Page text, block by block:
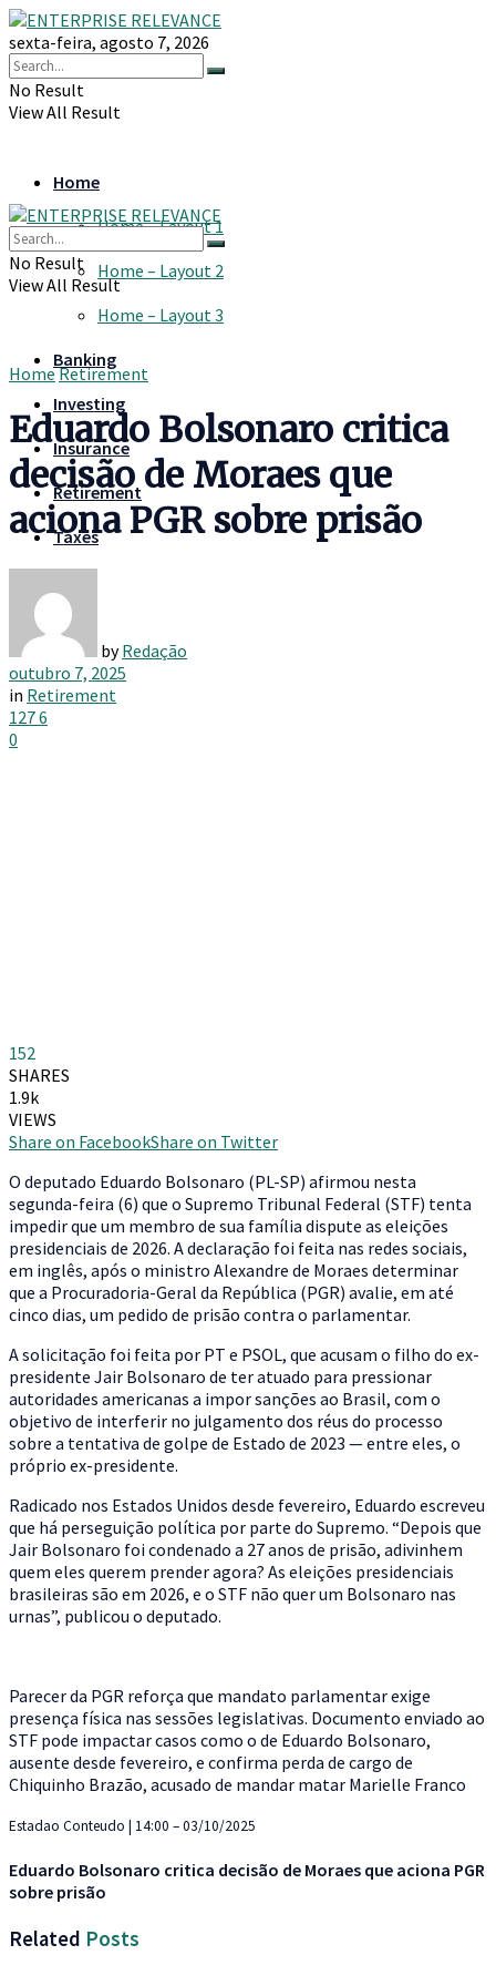
sexta-feira, agosto 7, 2026
No Result
View All Result
Home
Home – Layout 1
Home – Layout 2
Home – Layout 3
Banking
Investing
Insurance
Retirement
Taxes
No Result
View All Result
HomeRetirement
Eduardo Bolsonaro critica
decisão de Moraes que
aciona PGR sobre prisão
by Redação
outubro 7, 2025
in Retirement
1276
0
152
SHARES
1.9k
VIEWS
Share on FacebookShare on Twitter
O deputado Eduardo Bolsonaro (PL-SP) afirmou nesta
segunda-feira (6) que o Supremo Tribunal Federal (STF) tenta
impedir que um membro de sua família dispute as eleições
presidenciais de 2026. A declaração foi feita nas redes sociais,
em inglês, após o ministro Alexandre de Moraes determinar
que a Procuradoria-Geral da República (PGR) avalie, em até
cinco dias, um pedido de prisão contra o parlamentar.
A solicitação foi feita por PT e PSOL, que acusam o filho do ex-
presidente Jair Bolsonaro de ter atuado para pressionar
autoridades americanas a impor sanções ao Brasil, com o
objetivo de interferir no julgamento dos réus do processo
sobre a tentativa de golpe de Estado de 2023 — entre eles, o
próprio ex-presidente.
Radicado nos Estados Unidos desde fevereiro, Eduardo escreveu
que há perseguição política por parte do Supremo. “Depois que
Jair Bolsonaro foi condenado a 27 anos de prisão, adivinhem
quem eles querem prender agora? As eleições presidenciais
brasileiras são em 2026, e o STF não quer um Bolsonaro nas
urnas”, publicou o deputado.
Parecer da PGR reforça que mandato parlamentar exige
presença física nas sessões legislativas. Documento enviado ao
STF pode impactar casos como o de Eduardo Bolsonaro,
ausente desde fevereiro, e confirma perda de cargo de
Chiquinho Brazão, acusado de mandar matar Marielle Franco
Estadao Conteudo | 14:00 – 03/10/2025
Eduardo Bolsonaro critica decisão de Moraes que aciona PGR
sobre prisão
Related Posts